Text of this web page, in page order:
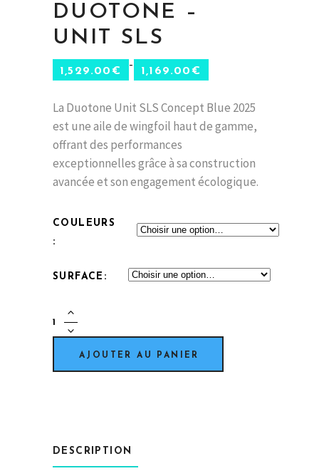
DUOTONE –
UNIT SLS
1,169.00 €
–
1,529.00 €
La Duotone Unit SLS Concept Blue 2025
est une aile de wingfoil haut de gamme,
offrant des performances
exceptionnelles grâce à sa construction
avancée et son engagement écologique.
COULEURS
SURFACE
DUOTONE
-
SLS
AJOUTER AU PANIER
DESCRIPTION